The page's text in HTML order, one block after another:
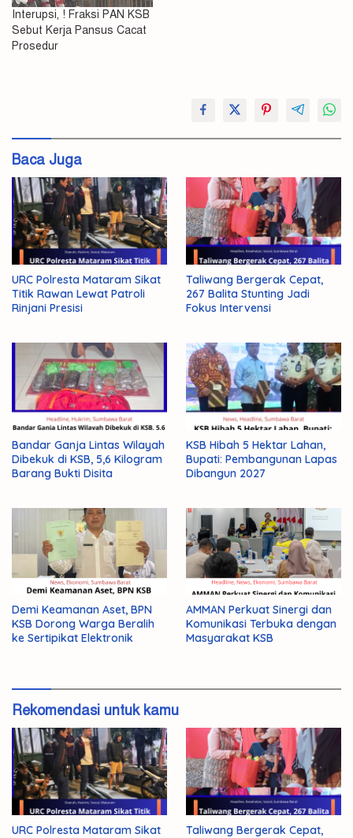
Interupsi, ! Fraksi PAN KSB
Sebut Kerja Pansus Cacat
Prosedur
Dukung
Medsos
Prosedur
Baca Juga
URC Polresta Mataram Sikat
Titik Rawan Lewat Patroli
Rinjani Presisi
Taliwang Bergerak Cepat,
267 Balita Stunting Jadi
Fokus Intervensi
Bandar Ganja Lintas Wilayah
Dibekuk di KSB, 5,6 Kilogram
Barang Bukti Disita
KSB Hibah 5 Hektar Lahan,
Bupati: Pembangunan Lapas
Dibangun 2027
Demi Keamanan Aset, BPN
KSB Dorong Warga Beralih
ke Sertipikat Elektronik
AMMAN Perkuat Sinergi dan
Komunikasi Terbuka dengan
Masyarakat KSB
Rekomendasi untuk kamu
URC Polresta Mataram Sikat
Taliwang Bergerak Cepat,